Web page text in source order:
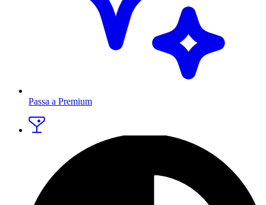
Passa a Premium